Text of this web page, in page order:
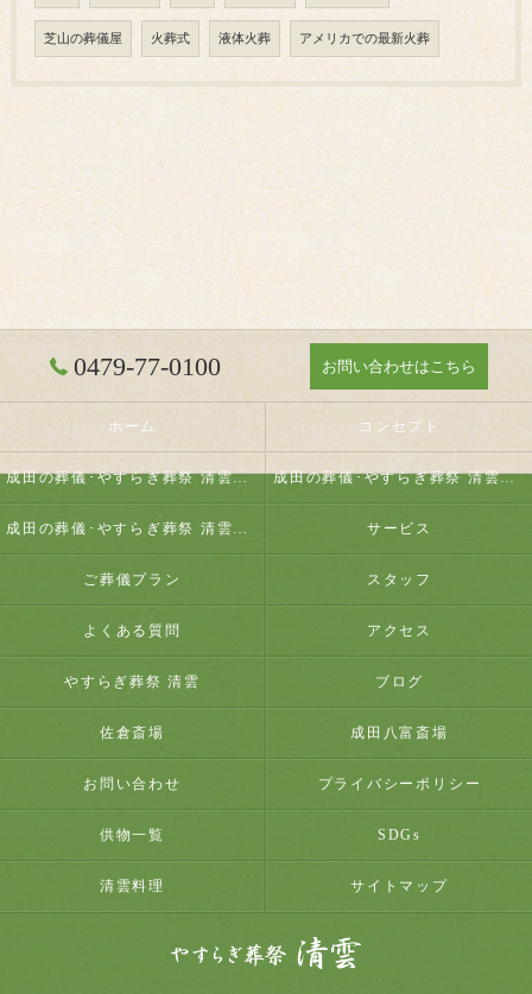
芝山の葬儀屋 火葬式 液体火葬 アメリカでの最新火葬
0479-77-0100 お問い合わせはこちら
ホーム コンセプト
成田の葬儀･やすらぎ葬祭 清雲の口コミ情報 成田の葬儀･やすらぎ葬祭 清雲の評判
成田の葬儀･やすらぎ葬祭 清雲のお客様の声 サービス
ご葬儀プラン スタッフ
よくある質問 アクセス
やすらぎ葬祭 清雲 ブログ
佐倉斎場 成田八富斎場
お問い合わせ プライバシーポリシー
供物一覧 SDGs
清雲料理 サイトマップ